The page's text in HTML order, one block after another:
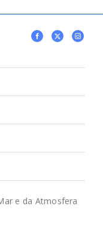
e da Atmosfera